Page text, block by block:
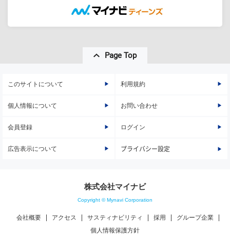
Page Top
このサイトについて 利用規約
個人情報について お問い合わせ
会員登録 ログイン
広告表示について プライバシー設定
株式会社マイナビ
Copyright © Mynavi Corporation
会社概要 アクセス サスティナビリティ 採用
グループ企業
個人情報保護方針